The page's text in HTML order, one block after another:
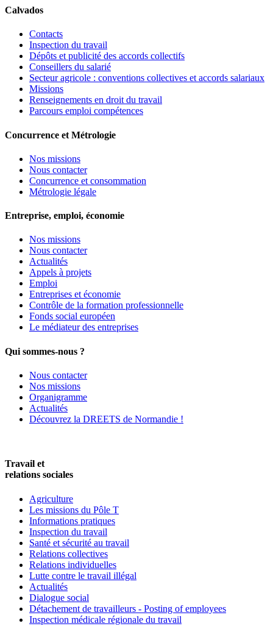
Calvados
Contacts
Inspection du travail
Dépôts et publicité des accords collectifs
Conseillers du salarié
Secteur agricole : conventions collectives et accords salariaux
Missions
Renseignements en droit du travail
Parcours emploi compétences
Concurrence et Métrologie
Nos missions
Nous contacter
Concurrence et consommation
Métrologie légale
Entreprise, emploi, économie
Nos missions
Nous contacter
Actualités
Appels à projets
Emploi
Entreprises et économie
Contrôle de la formation professionnelle
Fonds social européen
Le médiateur des entreprises
Qui sommes-nous ?
Nous contacter
Nos missions
Organigramme
Actualités
Découvrez la DREETS de Normandie !
Travail et
relations sociales
Agriculture
Les missions du Pôle T
Informations pratiques
Inspection du travail
Santé et sécurité au travail
Relations collectives
Relations individuelles
Lutte contre le travail illégal
Actualités
Dialogue social
Détachement de travailleurs - Posting of employees
Inspection médicale régionale du travail